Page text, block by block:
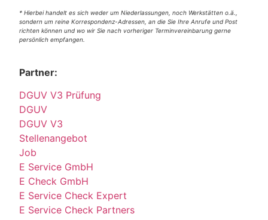
* Hierbei handelt es sich weder um Niederlassungen, noch Werkstätten o.ä.,
sondern um reine Korrespondenz-Adressen, an die Sie Ihre Anrufe und Post
richten können und wo wir Sie nach vorheriger Terminvereinbarung gerne
persönlich empfangen.
Partner:
DGUV V3 Prüfung
DGUV
DGUV V3
Stellenangebot
Job
E Service GmbH
E Check GmbH
E Service Check Expert
E Service Check Partners